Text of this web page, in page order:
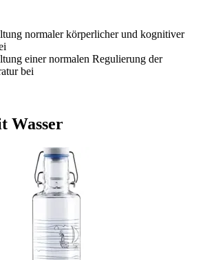
normaler körperlicher und kognitiver
einer normalen Regulierung der
bei
Wasser